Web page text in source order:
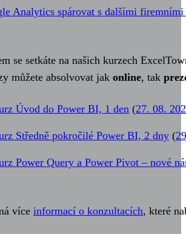
Analytics spárovat s dalšími
se setkáte na našich kurzech
můžete absolvovat jak online, tak
Úvod do Power BI, 1 den (27. 08.
Středně pokročilé Power BI, 2 dny (
Power Query a Power Pivot – nové
více informací o konzultacích, které